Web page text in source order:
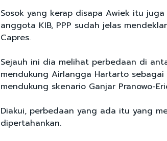
Sosok yang kerap disapa Awiek itu
anggota KIB, PPP sudah jelas
Capres.
Sejauh ini dia melihat perbedaan di
mendukung Airlangga Hartarto sebagai
mendukung skenario Ganjar Pranowo-
Diakui, perbedaan yang ada itu yang
dipertahankan.